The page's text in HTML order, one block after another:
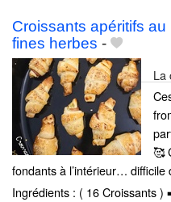
Croissants apéritifs
fines herbes -
La
🥰
fondants à l’intérieur… difficile
Ingrédients : ( 16 Croissants )